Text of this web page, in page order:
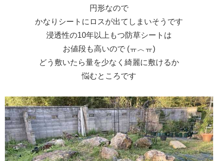
円形なので
かなりシートにロスが出てしまいそうです
浸透性の10年以上もつ防草シートは
お値段も高いので (ㅠ︿ㅠ)
どう敷いたら量を少なく綺麗に敷けるか
悩むところです